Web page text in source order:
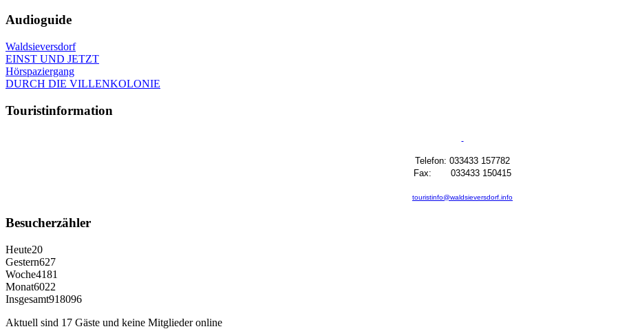
Audioguide
Waldsieversdorf
EINST UND JETZT
Hörspaziergang
DURCH DIE VILLENKOLONIE
Touristinformation
Telefon: 033433 157782
Fax: 033433 150415
touristinfo@waldsieversdorf.info
Besucherzähler
Heute20
Gestern627
Woche4181
Monat6022
Insgesamt918096
Aktuell sind 17 Gäste und keine Mitglieder online